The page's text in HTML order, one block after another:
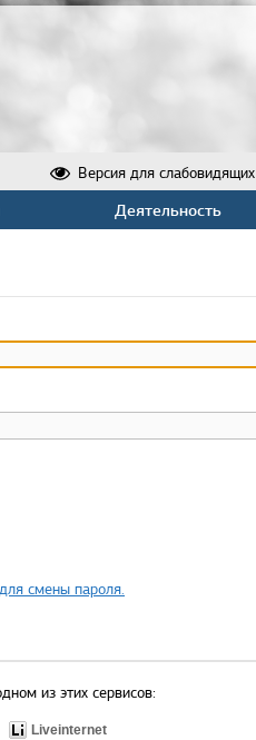
Версия для слабовидящих
Деятельность
смены пароля.
из этих сервисов:
Liveinternet